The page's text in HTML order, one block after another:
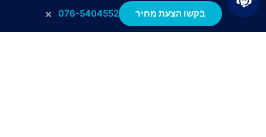
בקשו הצעת מחיר 076-5404552
×